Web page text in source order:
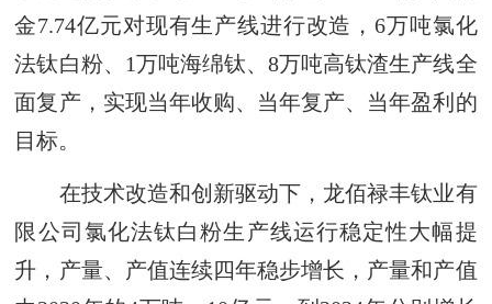
金7.74亿元对现有生产线进行改造，6万吨氯化
法钛白粉、1万吨海绵钛、8万吨高钛渣生产线全
面复产，实现当年收购、当年复产、当年盈利的
目标。
在技术改造和创新驱动下，龙佰禄丰钛业有
限公司氯化法钛白粉生产线运行稳定性大幅提
升，产量、产值连续四年稳步增长，产量和产值